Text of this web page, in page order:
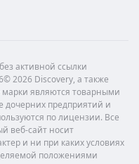
активной ссылки
2026 Discovery, а также
марки являются товарными
дочерних предприятий и
по лицензии. Все
веб-сайт носит
и ни при каких условиях
положениями